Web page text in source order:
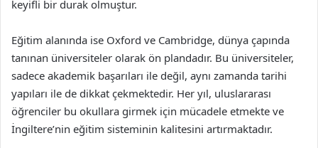
keyifli bir durak olmuştur.
Eğitim alanında ise Oxford ve Cambridge, dünya çapında
tanınan üniversiteler olarak ön plandadır. Bu üniversiteler,
sadece akademik başarıları ile değil, aynı zamanda tarihi
yapıları ile de dikkat çekmektedir. Her yıl, uluslararası
öğrenciler bu okullara girmek için mücadele etmekte ve
İngiltere’nin eğitim sisteminin kalitesini artırmaktadır.